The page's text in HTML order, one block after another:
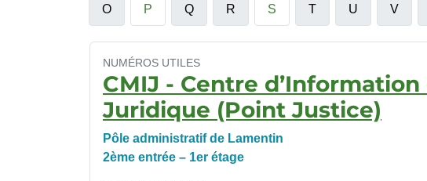
O P Q R S T U V
NUMÉROS UTILES
CMIJ - Centre
Juridique (Point Justice)
Pôle administratif de Lamentin
2ème entrée – 1er étage